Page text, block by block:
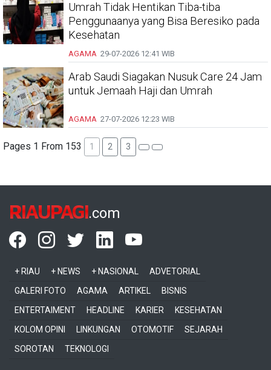
Umrah Tidak Hentikan Tiba-tiba
Penggunaanya yang Bisa Beresiko pada
Kesehatan
AGAMA 29-07-2026 12:41 WIB
Arab Saudi Siagakan Nusuk Care 24 Jam
untuk Jemaah Haji dan Umrah
AGAMA 27-07-2026 12:23 WIB
Pages 1 From 153 1 2 3
RIAUPAGI.com
+ RIAU + NEWS + NASIONAL
ADVETORIAL
GALERI FOTO
AGAMA ARTIKEL
BISNIS
ENTERTAIMENT
HEADLINE KARIER
KESEHATAN
KOLOM OPINI
LINKUNGAN OTOMOTIF
SEJARAH
SOROTAN
TEKNOLOGI